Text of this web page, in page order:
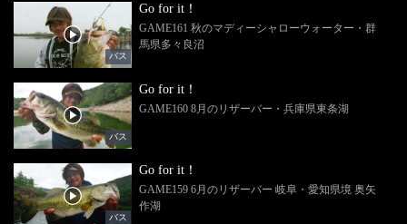
バス
Go for it！
GAME161 秋のマディーシャローウォーター・群
馬県多々良沼
バス
Go for it！
GAME160 8月のリザーバー・兵庫県東条湖
バス
Go for it！
GAME159 6月のリザーバー 岐阜・愛知県境 奥矢
作湖